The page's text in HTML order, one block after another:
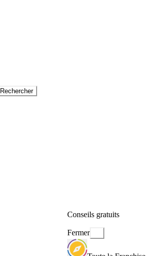
Rechercher
Conseils gratuits
Fermer